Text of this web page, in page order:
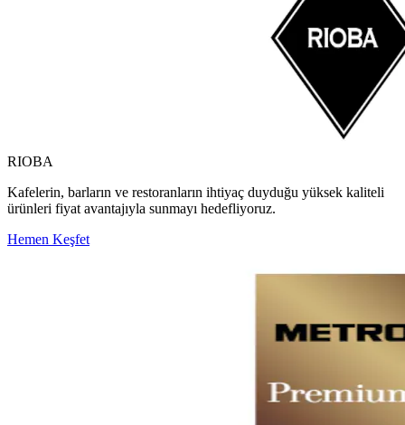
RIOBA
Kafelerin, barların ve restoranların ihtiyaç duyduğu yüksek kaliteli
ürünleri fiyat avantajıyla sunmayı hedefliyoruz.
Hemen Keşfet